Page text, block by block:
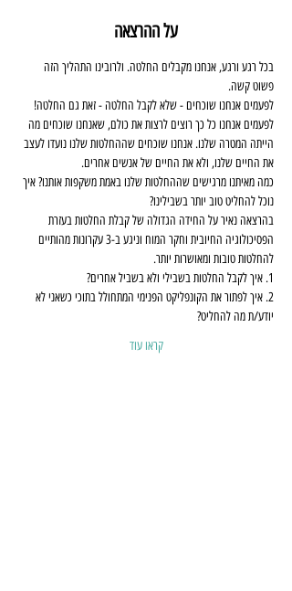
על ההרצאה
בכל רגע ורגע, אנחנו מקבלים החלטה. ולרובינו התהליך הזה
פשוט קשה.
לפעמים אנחנו שוכחים - שלא לקבל החלטה - זאת גם החלטה!
לפעמים אנחנו כל כך רוצים לרצות את כולם, שאנחנו שוכחים מה
הייתה המטרה שלנו. אנחנו שוכחים שההחלטות שלנו נועדו לעצב
את החיים שלנו, ולא את החיים של אנשים אחרים.
כמה מאיתנו מרגישים שההחלטות שלנו באמת משקפות אותנו? איך
נוכל להחליט טוב יותר בשבילינו?
בהרצאה נאיר על החידה הגדולה של קבלת החלטות בעזרת
הפסיכולוגיה החיובית וחקר המוח וניגע ב-3 עקרונות מהותיים
להחלטות טובות ומאושרות יותר.
1. איך לקבל החלטות בשבילי ולא בשביל אחרים?
2. איך לפתור את הקונפליקט הפנימי המתחולל בתוכי כשאני לא
יודע/ת מה להחליט?
קראו עוד